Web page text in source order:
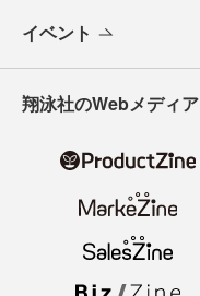
イベント
翔泳社のWebメディア